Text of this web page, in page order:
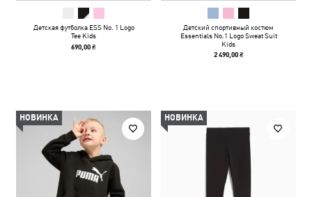
Детская футболка ESS No. 1 Logo
Tee Kids
690,00 ₴
Детский спортивный костюм
Essentials No.1 Logo Sweat Suit
Kids
2 490,00 ₴
НОВИНКА НОВИНКА